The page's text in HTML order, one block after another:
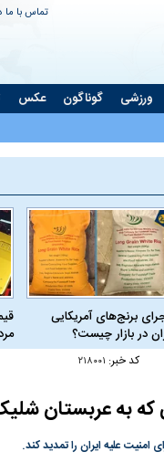
تماس با ما
ورزشی گوناگون عکس
برنج‌های آمریکایی
در بازار چیست؟
کد خبر: ۲۱۸۰۰۱
به عربستان
علیه ایران را تمدید کند.
علیه
در وزارت نفت